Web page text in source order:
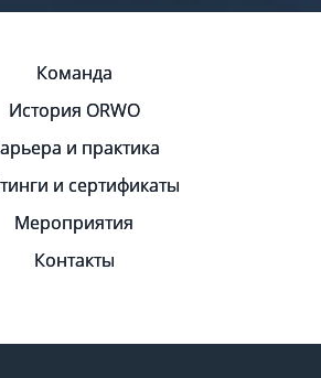
Команда
История ORWO
и практика
и сертификаты
Мероприятия
Контакты